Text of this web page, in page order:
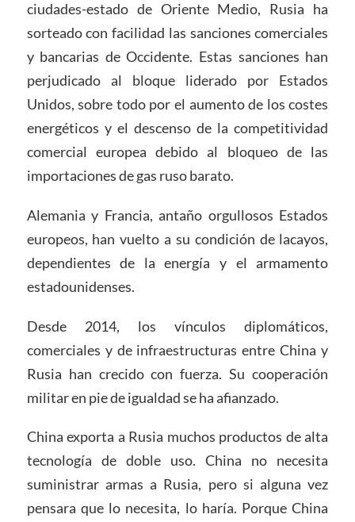
ciudades-estado de Oriente Medio, Rusia ha
sorteado con facilidad las sanciones comerciales
y bancarias de Occidente. Estas sanciones han
perjudicado al bloque liderado por Estados
Unidos, sobre todo por el aumento de los costes
energéticos y el descenso de la competitividad
comercial europea debido al bloqueo de las
importaciones de gas ruso barato.
Alemania y Francia, antaño orgullosos Estados
europeos, han vuelto a su condición de lacayos,
dependientes de la energía y el armamento
estadounidenses.
Desde 2014, los vínculos diplomáticos,
comerciales y de infraestructuras entre China y
Rusia han crecido con fuerza. Su cooperación
militar en pie de igualdad se ha afianzado.
China exporta a Rusia muchos productos de alta
tecnología de doble uso. China no necesita
suministrar armas a Rusia, pero si alguna vez
pensara que lo necesita, lo haría. Porque China